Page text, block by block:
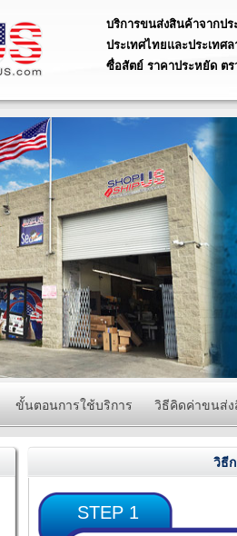
บริการขนส่งสินค้าจากปร
ประเทศไทยและประเทศล
ซื่อสัตย์ ราคาประหยัด ต
บริการรวบรวมสินค้าเป็นกล่อง
สหรัฐอเมริกาส่งกลับประเทศไท
บริการพรีออเดอร์ประเทศสหรัฐ
amazon สั่งของ ebay ราคาปร
รับสั่งสินค้าจาก ประเทศสหรัฐอ
รวดเร็ว
บริการสำหรับพ่อค้า-แม่ค้า ที่รั
ประเทศสหรัฐอเมริกา เรามีราค
ขั้นตอนการใช้บริการ
วิธีคิดค่าขนส่
วิธี
STEP 1